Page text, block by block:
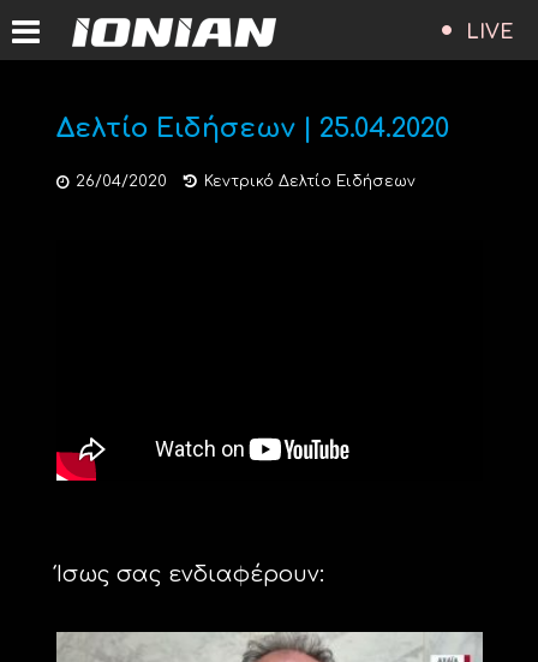
LIVE
Δελτίο Ειδήσεων | 25.04.2020
26/04/2020 Κεντρικό Δελτίο Ειδήσεων
Ίσως σας ενδιαφέρουν: